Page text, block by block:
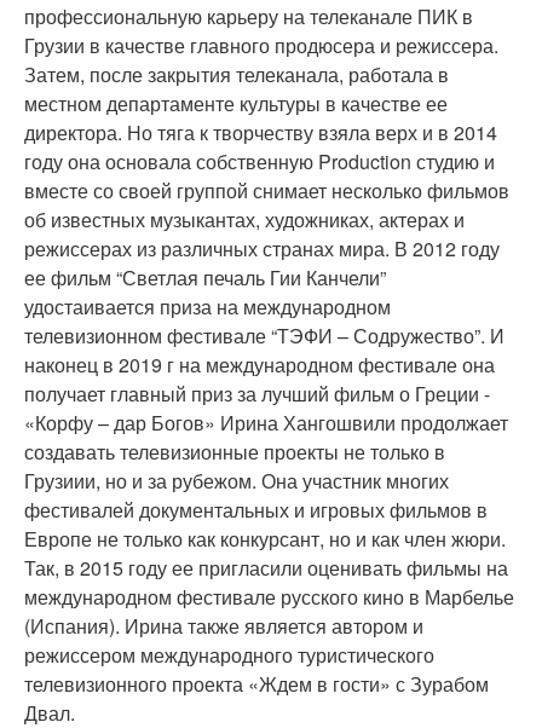
профессиональную карьеру на телеканале ПИК в
Грузии в качестве главного продюсера и режиссера.
Затем, после закрытия телеканала, работала в
местном департаменте культуры в качестве ее
директора. Но тяга к творчеству взяла верх и в 2014
году она основала собственную Production студию и
вместе со своей группой снимает несколько фильмов
об известных музыкантах, художниках, актерах и
режиссерах из различных странах мира. В 2012 году
ее фильм “Светлая печаль Гии Канчели”
удостаивается приза на международном
телевизионном фестивале “ТЭФИ – Содружество”. И
наконец в 2019 г на международном фестивале она
получает главный приз за лучший фильм о Греции -
«Корфу – дар Богов» Ирина Хангошвили продолжает
создавать телевизионные проекты не только в
Грузиии, но и за рубежом. Она участник многих
фестивалей документальных и игровых фильмов в
Европе не только как конкурсант, но и как член жюри.
Так, в 2015 году ее пригласили оценивать фильмы на
международном фестивале русского кино в Марбелье
(Испания). Ирина также является автором и
режиссером международного туристического
телевизионного проекта «Ждем в гости» с Зурабом
Двал.